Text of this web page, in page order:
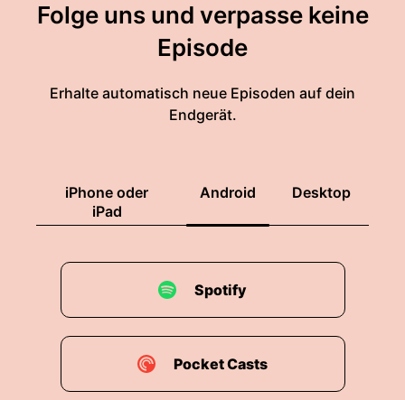
Folge uns und verpasse keine
Episode
Erhalte automatisch neue Episoden auf dein
Endgerät.
iPhone oder
iPad
Android Desktop
Spotify
Pocket Casts